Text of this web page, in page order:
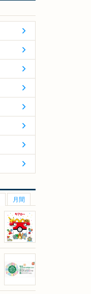
月間